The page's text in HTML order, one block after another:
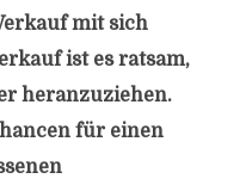
mit sich
ist es ratsam,
heranzuziehen.
für einen